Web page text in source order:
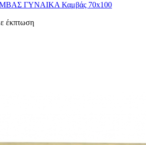
ΓΥΝΑΙΚΑ Καμβάς 70x100
έκπτωση